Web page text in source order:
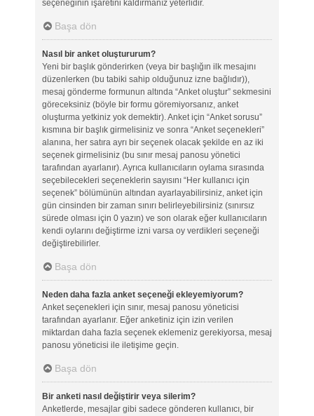
seçeneğinin işaretini kaldırmanız yeterlidir.
Başa dön
Nasıl bir anket oluştururum?
Yeni bir başlık gönderirken (veya bir başlığın ilk mesajını
düzenlerken (bu tabiki sahip olduğunuz izne bağlıdır)),
mesaj gönderme formunun altında “Anket oluştur” sekmesini
göreceksiniz (böyle bir formu göremiyorsanız, anket
oluşturma yetkiniz yok demektir). Anket için “Anket sorusu”
kısmına bir başlık girmelisiniz ve sonra “Anket seçenekleri”
alanına, her satıra ayrı bir seçenek olacak şekilde en az iki
seçenek girmelisiniz (bu sınır mesaj panosu yönetici
tarafından ayarlanır). Ayrıca kullanıcıların oylama sırasında
seçebilecekleri seçeneklerin sayısını “Her kullanıcı için
seçenek” bölümünün altından ayarlayabilirsiniz, anket için
gün cinsinden bir zaman sınırı belirleyebilirsiniz (sınırsız
sürede olması için 0 yazın) ve son olarak eğer kullanıcıların
kendi oylarını değiştirme izni varsa oy verdikleri seçeneği
değiştirebilirler.
Başa dön
Neden daha fazla anket seçeneği ekleyemiyorum?
Anket seçenekleri için sınır, mesaj panosu yöneticisi
tarafından ayarlanır. Eğer anketiniz için izin verilen
miktardan daha fazla seçenek eklemeniz gerekiyorsa, mesaj
panosu yöneticisi ile iletişime geçin.
Başa dön
Bir anketi nasıl değiştirir veya silerim?
Anketlerde, mesajlar gibi sadece gönderen kullanıcı, bir